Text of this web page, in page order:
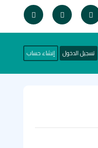
تسجيل الدخول إنشاء حساب